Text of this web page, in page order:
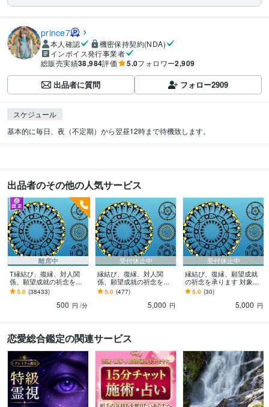
prince7
本人確認
機密保持契約(NDA)
インボイス発行事業者
総販売実績38,984評価 5.0フォロワー2,909
出品者に質問 フォロー2909
スケジュール
基本的に毎日、夜（不定期）から翌昼12時まで待機致します。
出品者のその他の人気サービス
離席中
T縁結び、復縁、対人関
係、願望成就の祈念を承
ります 対象者の思いと状
況、対象者との対話、祈
5.0 (38433)
500 円 /分
受付休止中
縁結び、復縁、対人関
係、願望成就の祈念を承
ります 対象者の思いと状
況、対象者との対話、祈
5.0 (477)
5,000 円
受付休止中
縁結び、復縁、願望成就
の祈念を承ります 対象者
の思いと状況、対象者と
の対話、祈念
5.0 (30)
5,000 円
恋愛総合鑑定の関連サービス